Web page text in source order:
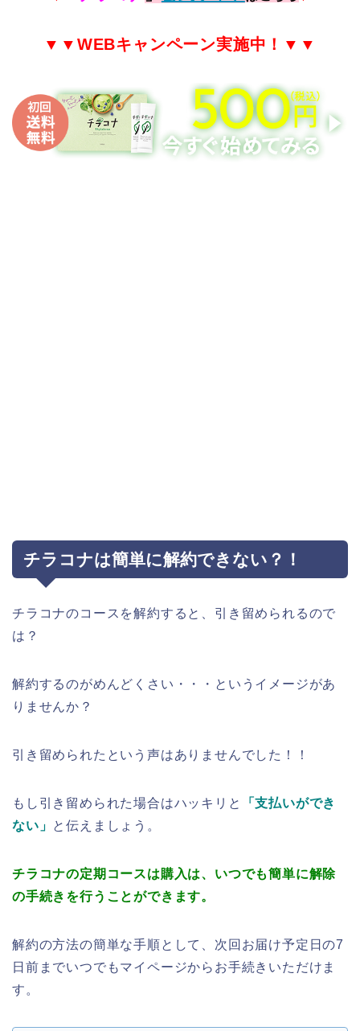
▼▼ WEBキャンペーン実施中！▼▼
チラコナは簡単に解約できない？！
チラコナのコースを解約すると、引き留められるので
は？
解約するのがめんどくさい・・・というイメージがあ
りませんか？
引き留められたという声はありませんでした！！
もし引き留められた場合はハッキリと
「支払いができ
ない」 と伝えましょう。
チラコナの定期コースは購入は、いつでも簡単に解除
の手続きを行うことができます。
解約の方法の簡単な手順として、次回お届け予定日の7
日前までいつでもマイページからお手続きいただけま
す。